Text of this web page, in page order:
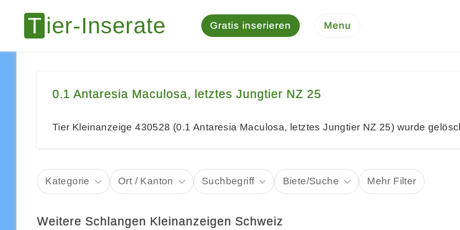
Gratis inserieren Menu
0.1 Antaresia Maculosa, letztes Jungtier NZ 25
Tier Kleinanzeige 430528 (0.1 Antaresia Maculosa, letztes Jungtier NZ 25) wurde
Kategorie Ort / Kanton Suchbegriff Biete/Suche Mehr Filter
Weitere Schlangen Kleinanzeigen Schweiz